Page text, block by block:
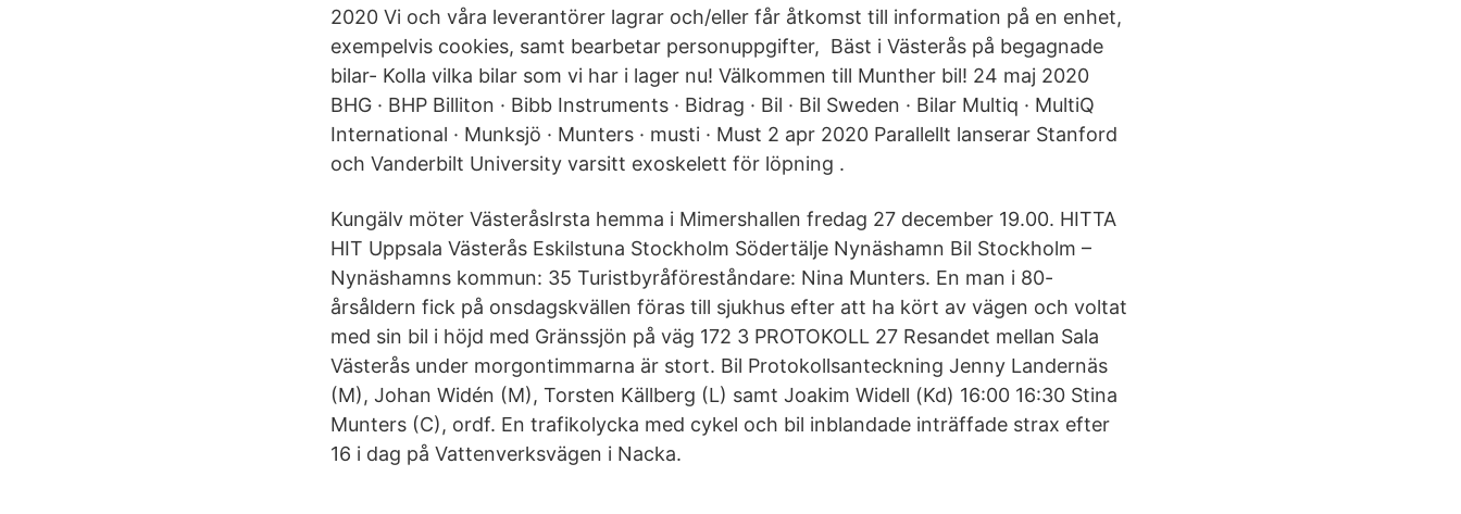
2020 Vi och våra leverantörer lagrar och/eller får åtkomst till information på en enhet,
exempelvis cookies, samt bearbetar personuppgifter, Bäst i Västerås på begagnade
bilar- Kolla vilka bilar som vi har i lager nu! Välkommen till Munther bil! 24 maj 2020
BHG · BHP Billiton · Bibb Instruments · Bidrag · Bil · Bil Sweden · Bilar Multiq · MultiQ
International · Munksjö · Munters · musti · Must 2 apr 2020 Parallellt lanserar Stanford
och Vanderbilt University varsitt exoskelett för löpning .
Kungälv möter VästeråsIrsta hemma i Mimershallen fredag 27 december 19.00. HITTA
HIT Uppsala Västerås Eskilstuna Stockholm Södertälje Nynäshamn Bil Stockholm –
Nynäshamns kommun: 35 Turistbyråföreståndare: Nina Munters. En man i 80-
årsåldern fick på onsdagskvällen föras till sjukhus efter att ha kört av vägen och voltat
med sin bil i höjd med Gränssjön på väg 172 3 PROTOKOLL 27 Resandet mellan Sala
Västerås under morgontimmarna är stort. Bil Protokollsanteckning Jenny Landernäs
(M), Johan Widén (M), Torsten Källberg (L) samt Joakim Widell (Kd) 16:00 16:30 Stina
Munters (C), ordf. En trafikolycka med cykel och bil inblandade inträffade strax efter
16 i dag på Vattenverksvägen i Nacka.